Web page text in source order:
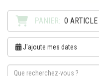
PANIER:
J'ajoute mes dates